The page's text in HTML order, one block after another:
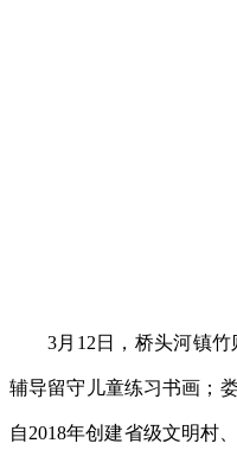
3月12日，桥头河镇
辅导留守儿童练习书画；
自2018年创建省级文明村